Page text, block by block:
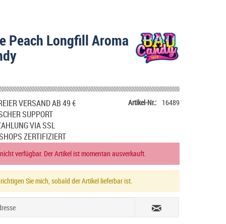
Peach Longfill Aroma
VERSAND AB 49 €
SUPPORT
VIA SSL
ZERTIFIZIERT
Artikel-Nr.: 16489
verfügbar. Der Artikel ist momentan ausverkauft.
Sie mich, sobald der Artikel lieferbar ist.